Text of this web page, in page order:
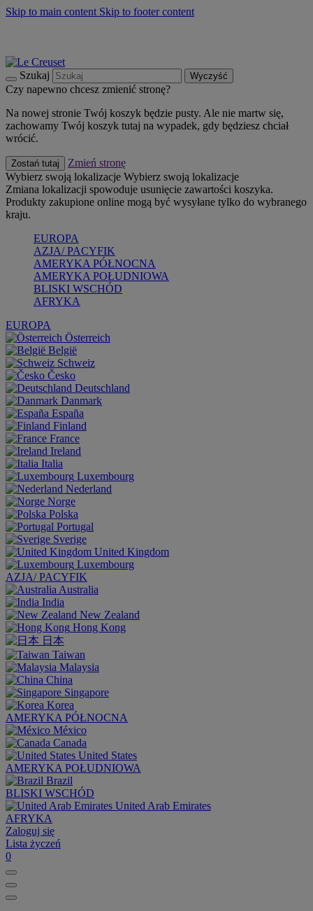
Skip to main content Skip to footer content
Szukaj Wyczyść
Czy napewno chcesz zmienić stronę?
Na nowej stronie Twój koszyk będzie pusty. Ale nie martw się,
zachowamy Twój koszyk tutaj na wypadek, gdy będziesz chciał
wrócić.
Zostań tutaj
Zmień stronę
Wybierz swoją lokalizacje Wybierz swoją lokalizacje
Zmiana lokalizacji spowoduje usunięcie zawartości koszyka.
Produkty zakupione online mogą być wysyłane tylko do wybranego
kraju.
EUROPA
AZJA/ PACYFIK
AMERYKA PÓŁNOCNA
AMERYKA POŁUDNIOWA
BLISKI WSCHÓD
AFRYKA
EUROPA
Österreich
België
Schweiz
Česko
Deutschland
Danmark
España
Finland
France
Ireland
Italia
Luxembourg
Nederland
Norge
Polska
Portugal
Sverige
United Kingdom
Luxembourg
AZJA/ PACYFIK
Australia
India
New Zealand
Hong Kong
日本
Taiwan
Malaysia
China
Singapore
Korea
AMERYKA PÓŁNOCNA
México
Canada
United States
AMERYKA POŁUDNIOWA
Brazil
BLISKI WSCHÓD
United Arab Emirates
AFRYKA
Zaloguj się
Lista życzeń
0